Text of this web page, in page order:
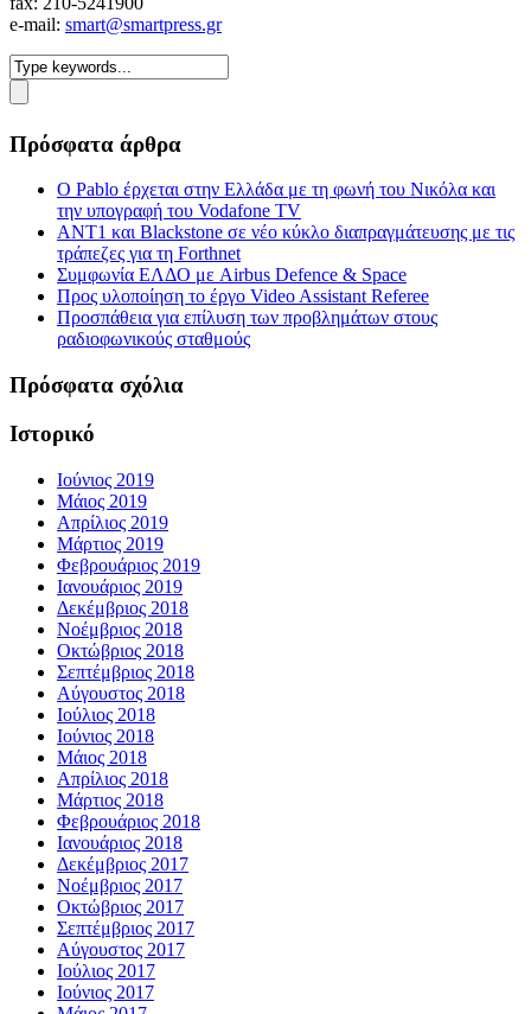
e-mail: smart@smartpress.gr
Πρόσφατα άρθρα
Ο Pablo έρχεται στην Ελλάδα με τη φωνή του Νικόλα και
την υπογραφή του Vodafone TV
ΑΝΤ1 και Blackstone σε νέο κύκλο διαπραγμάτευσης με τις
τράπεζες για τη Forthnet
Συμφωνία ΕΛΔΟ με Airbus Defence & Space
Προς υλοποίηση το έργο Video Assistant Referee
Προσπάθεια για επίλυση των προβλημάτων στους
ραδιοφωνικούς σταθμούς
Πρόσφατα σχόλια
Ιστορικό
Ιούνιος 2019
Μάιος 2019
Απρίλιος 2019
Μάρτιος 2019
Φεβρουάριος 2019
Ιανουάριος 2019
Δεκέμβριος 2018
Νοέμβριος 2018
Οκτώβριος 2018
Σεπτέμβριος 2018
Αύγουστος 2018
Ιούλιος 2018
Ιούνιος 2018
Μάιος 2018
Απρίλιος 2018
Μάρτιος 2018
Φεβρουάριος 2018
Ιανουάριος 2018
Δεκέμβριος 2017
Νοέμβριος 2017
Οκτώβριος 2017
Σεπτέμβριος 2017
Αύγουστος 2017
Ιούλιος 2017
Ιούνιος 2017